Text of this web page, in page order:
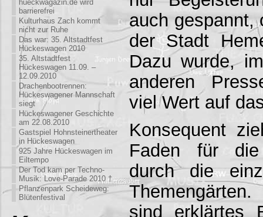
hueckwagazin.de wird
barrierefrei
Kulturhaus Zach kommt
nicht zur Ruhe
Das war: 35. Altstadtfest
Hückeswagen 2010
35. Altstadtfest
Hückeswagen 11.09. –
12.09.2010
Drachenbootrennen:
Hückeswagener Mannschaft
siegt
Hückeswagener Geschichte
am 22.08.2010
Gastspiel Hohnsteinertheater
in Hückeswagen
925 Jahre Hückeswagen im
Eiltempo
Der Tod kam per Techno-
Musik: Love-Parade 2010 †
Pflanzenpark Scheideweg:
Blütenfestival
auch gespannt,
der Stadt
Dazu wurde,
anderen
viel Wert auf
Konsequent
Faden für die
durch die
sind erklärtes